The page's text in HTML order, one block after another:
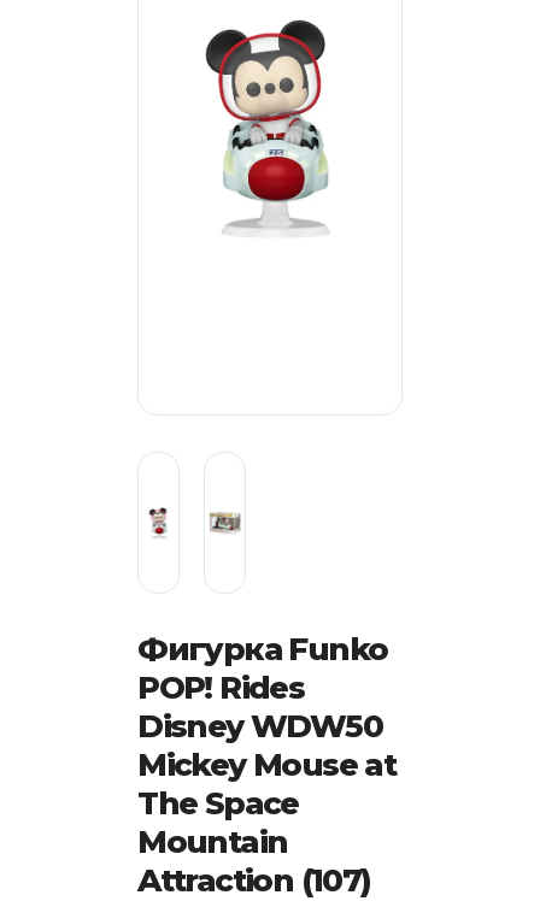
Фигурка Funko
POP! Rides
Disney WDW50
Mickey Mouse at
The Space
Mountain
Attraction (107)